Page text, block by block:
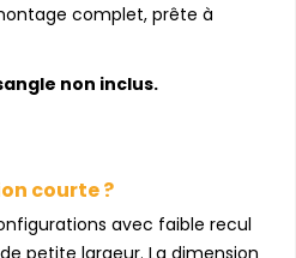
complet, prête à
non inclus.
courte ?
avec faible recul
petite largeur. La dimension